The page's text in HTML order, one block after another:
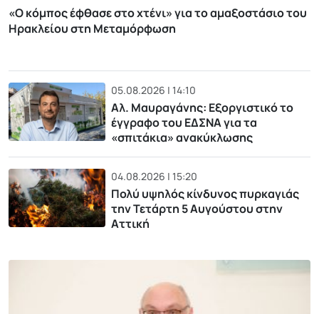
«Ο κόμπος έφθασε στο χτένι» για το αμαξοστάσιο του
Ηρακλείου στη Μεταμόρφωση
05.08.2026 | 14:10
Αλ. Μαυραγάνης: Εξοργιστικό το
έγγραφο του ΕΔΣΝΑ για τα
«σπιτάκια» ανακύκλωσης
04.08.2026 | 15:20
Πολύ υψηλός κίνδυνος πυρκαγιάς
την Τετάρτη 5 Αυγούστου στην
Αττική